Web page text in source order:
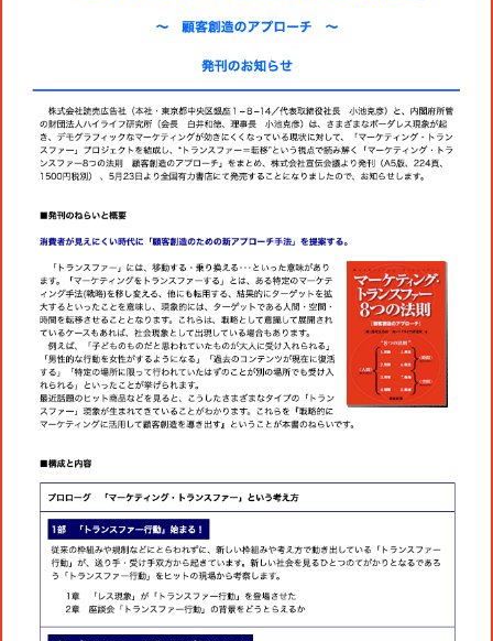
ビジネスデベロップメント
マーケティング
クリエイティブ
アクティベーション
メディアビジネス
PR
推進体制
環境
社会
ガバナンス
CSR
会社概要
当社の歩み
役員一覧
本社・支社アクセス
グループ会社
新卒採用
通年採用
カムバック採用
障がい者採用
トップへ